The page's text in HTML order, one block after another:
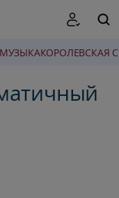
МУЗЫКАКОРОЛЕВСКАЯ